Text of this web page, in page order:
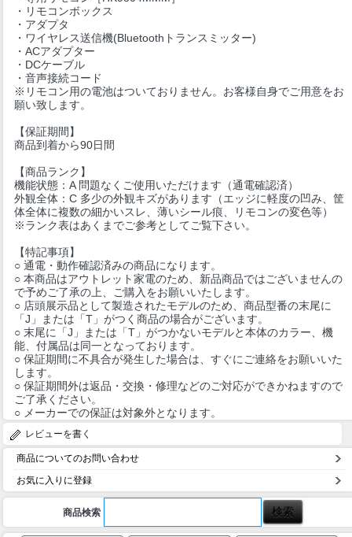
・リモコンボックス
・アダプタ
・ワイヤレス送信機(Bluetoothトランスミッター)
・ACアダプター
・DCケーブル
・音声接続コード
※リモコン用の電池はついておりません。お客様自身でご用意をお
願い致します。
【保証期間】
商品到着から90日間
【商品ランク】
機能状態：A 問題なくご使用いただけます（通電確認済）
外観全体：C 多少の外観キズがあります（エッジに軽度の凹み、筐
体全体に複数の細かいスレ、薄いシール痕、リモコンの変色等）
※ランク表はあくまでご参考としてご覧下さい。
【特記事項】
○ 通電・動作確認済みの商品になります。
○ 本商品はアウトレット家電のため、新品商品ではございませんの
で予めご了承の上、ご購入をお願いいたします。
○ 店頭展示品として製造されたモデルのため、商品型番の末尾に
「J」または「T」がつく商品の場合がございます。
○ 末尾に「J」または「T」がつかないモデルと本体のカラー、機
能、付属品は同一となっております。
○ 保証期間に不具合が発生した場合は、すぐにご連絡をお願いいた
します。
○ 保証期間外は返品・交換・修理などのご対応ができかねますので
ご了承ください。
○ メーカーでの保証は対象外となります。
レビューを書く
商品についてのお問い合わせ
お気に入りに登録
商品検索